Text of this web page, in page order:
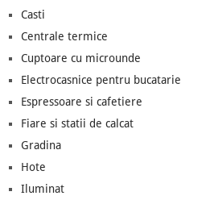
Casti
Centrale termice
Cuptoare cu microunde
Electrocasnice pentru bucatarie
Espressoare si cafetiere
Fiare si statii de calcat
Gradina
Hote
Iluminat